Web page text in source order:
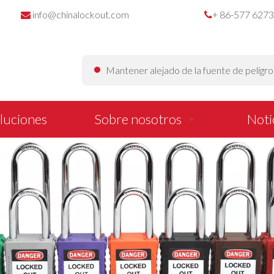
 info@chinalockout.com + 86-577
Mantener alejado de la fuente de
Sobre nosotros